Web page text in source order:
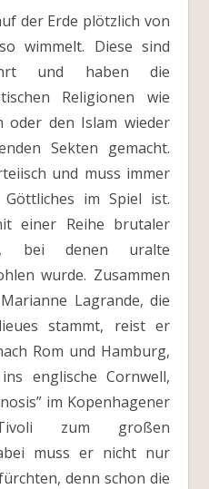
wimmelt. Diese sind
und haben die
Religionen wie
oder den Islam wieder
Sekten gemacht.
und muss immer
im Spiel ist.
einer Reihe brutaler
bei denen uralte
wurde. Zusammen
Lagrande, die
stammt, reist er
Rom und Hamburg,
englische Cornwell,
im Kopenhagener
Tivoli zum großen
muss er nicht nur
denn schon die